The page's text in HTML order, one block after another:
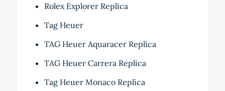
Rolex Explorer Replica
Tag Heuer
TAG Heuer Aquaracer Replica
TAG Heuer Carrera Replica
Tag Heuer Monaco Replica